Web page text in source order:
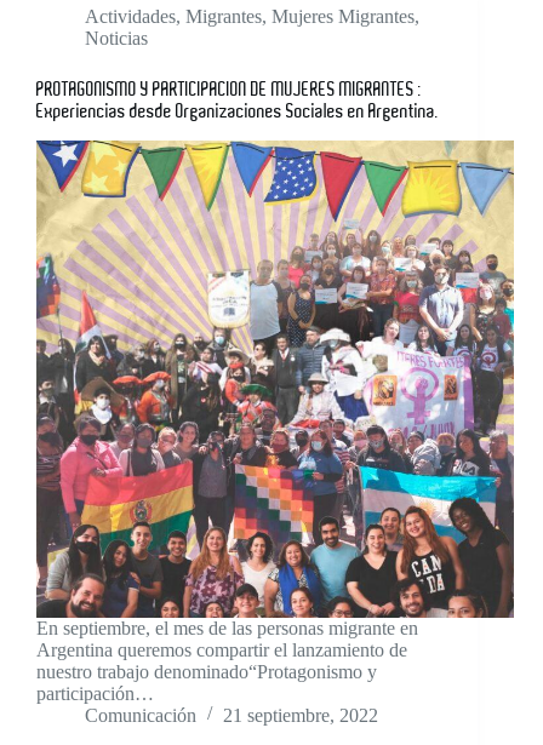
Actividades, Migrantes, Mujeres Migrantes,
Noticias
PROTAGONISMO Y PARTICIPACION DE MUJERES MIGRANTES :
Experiencias desde Organizaciones Sociales en Argentina.
En septiembre, el mes de las personas migrante en
Argentina queremos compartir el lanzamiento de
nuestro trabajo denominado“Protagonismo y
participación…
Comunicación
21 septiembre, 2022